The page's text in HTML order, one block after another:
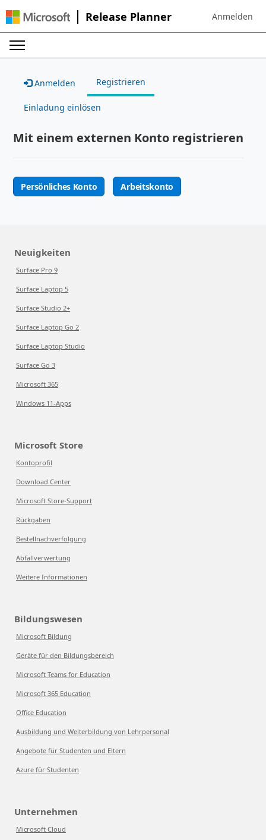
Release Planner Sign in to
Anmelden
Anmelden Registrieren
Einladung einlösen
Mit einem externen Konto registrieren
Persönliches Konto Arbeitskonto
Neuigkeiten
Surface Pro 9
Surface Laptop 5
Surface Studio 2+
Surface Laptop Go 2
Surface Laptop Studio
Surface Go 3
Microsoft 365
Windows 11-Apps
Microsoft Store
Kontoprofil
Download Center
Microsoft Store-Support
Rückgaben
Bestellnachverfolgung
Abfallverwertung
Weitere Informationen
Bildungswesen
Microsoft Bildung
Geräte für den Bildungsbereich
Microsoft Teams for Education
Microsoft 365 Education
Office Education
Ausbildung und Weiterbildung von Lehrpersonal
Angebote für Studenten und Eltern
Azure für Studenten
Unternehmen
Microsoft Cloud